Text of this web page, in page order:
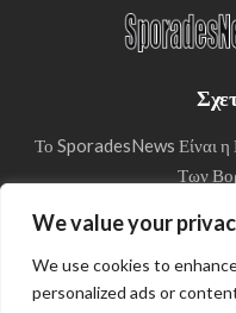
We value your
We use cookies to
personalized ads or
Το SporadesNews Είναι η
Των